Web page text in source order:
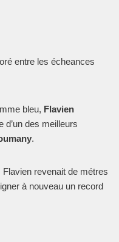
entre les écheances
bleu, Flavien
d’un des meilleurs
.
revenait de métres
à nouveau un record